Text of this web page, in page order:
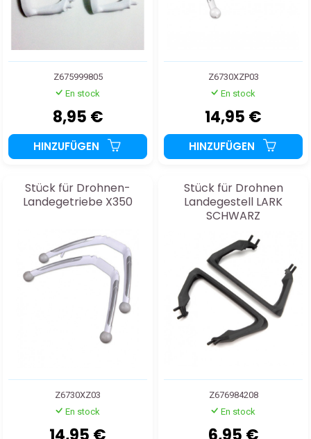
Z675999805
En stock
8,95 €
HINZUFÜGEN
Z6730XZP03
En stock
14,95 €
HINZUFÜGEN
Stück für Drohnen-
Landegetriebe X350
Z6730XZ03
En stock
Stück für Drohnen
Landegestell LARK
SCHWARZ
Z676984208
En stock